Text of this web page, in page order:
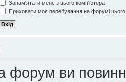
Запам'ятати мене з цього комп'ютера
Приховати моє перебування на форумі
ви